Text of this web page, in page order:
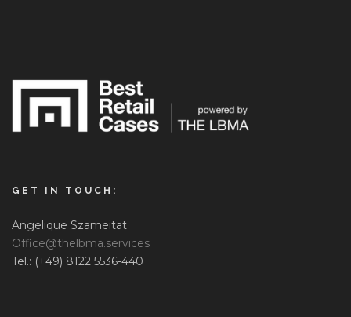
GET IN TOUCH:
Angelique Szameitat
Office@thelbma.services
Tel.: (+49) 8122 5536-440